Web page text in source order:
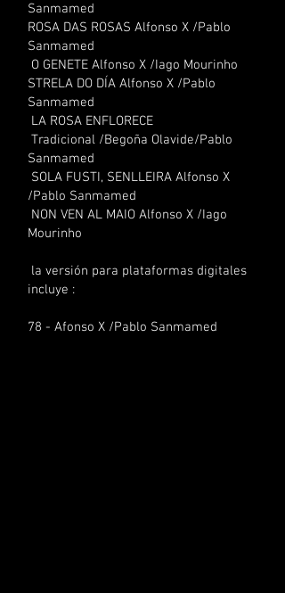
Sanmamed
ROSA DAS ROSAS Alfonso X /Pablo
Sanmamed
O GENETE Alfonso X /Iago Mourinho
STRELA DO DÍA Alfonso X /Pablo
Sanmamed
LA ROSA ENFLORECE
Tradicional /Begoña Olavide/Pablo
Sanmamed
SOLA FUSTI, SENLLEIRA Alfonso X
/Pablo Sanmamed
NON VEN AL MAIO Alfonso X /Iago
Mourinho
la versión para plataformas digitales
incluye :
78 - Afonso X /Pablo Sanmamed